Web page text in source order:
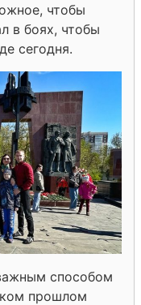
чтобы
в боях, чтобы
сегодня.
способом
прошлом